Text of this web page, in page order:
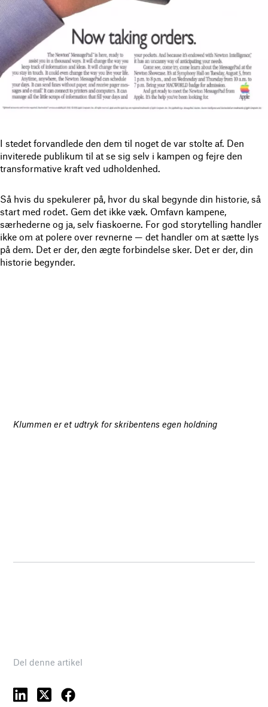
I stedet forvandlede den dem til noget de var stolte af. Den
inviterede publikum til at se sig selv i kampen og fejre den
transformative kraft ved udholdenhed.
Så hvis du spekulerer på, hvor du skal begynde din historie, så
start med rodet. Gem det ikke væk. Omfavn kampene,
særhederne og ja, selv fiaskoerne. For god storytelling handler
ikke om at polere over revnerne — det handler om at sætte lys
på dem. Det er der, den ægte forbindelse sker. Det er der, din
historie begynder.
Klummen er et udtryk for skribentens egen holdning
Del denne artikel